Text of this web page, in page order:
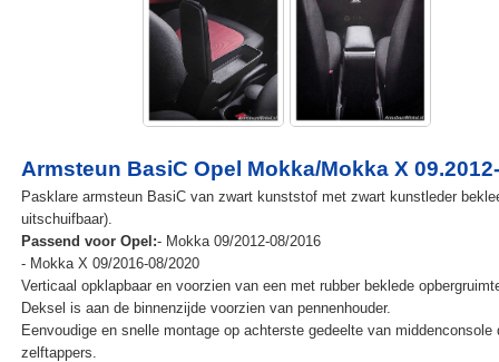
Armsteun BasiC Opel Mokka/Mokka X
Pasklare armsteun BasiC van zwart kunststof met zwart kunstleder
uitschuifbaar).
Passend voor Opel:- Mokka 09/2012-08/2016
- Mokka X 09/2016-08/2020
Verticaal opklapbaar en voorzien van een met rubber beklede
Deksel is aan de binnenzijde voorzien van pennenhouder.
Eenvoudige en snelle montage op achterste gedeelte van middenconsole
zelftappers.